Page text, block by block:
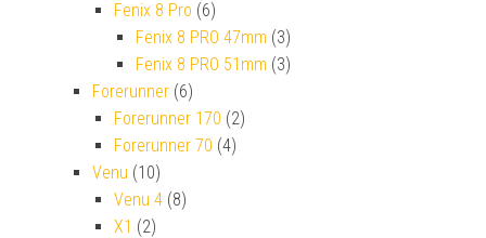
Fenix 8 Pro (6)
Fenix 8 PRO 47mm (3)
Fenix 8 PRO 51mm (3)
Forerunner (6)
Forerunner 170 (2)
Forerunner 70 (4)
Venu (10)
Venu 4 (8)
X1 (2)